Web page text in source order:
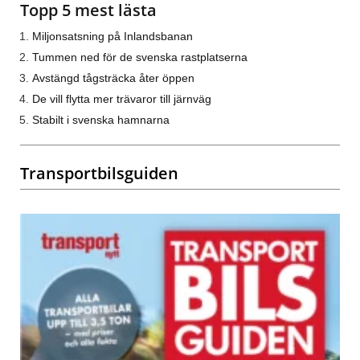
Topp 5 mest lästa
Miljonsatsning på Inlandsbanan
Tummen ned för de svenska rastplatserna
Avstängd tågsträcka åter öppen
De vill flytta mer trävaror till järnväg
Stabilt i svenska hamnarna
Transportbilsguiden